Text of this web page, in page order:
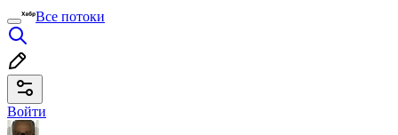
Все потоки
Войти